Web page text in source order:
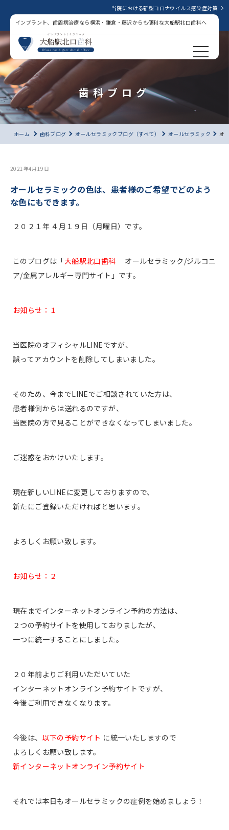
当院における新型コロナウイルス感染症対策
インプラント、歯周病治療なら横浜・鎌倉・藤沢からも便利な大船駅北口歯科へ
歯科ブログ
ホーム 歯科ブログ オールセラミックブログ（すべて） オールセラミック オ
2021年4月19日
オールセラミックの色は、患者様のご希望でどのよう
な色にもできます。
２０２１年 ４月１９日（月曜日）です。
このブログは「大船駅北口歯科
オールセラミック/ジルコニ
ア/金属アレルギー専門サイト」です。
お知らせ：１
当医院のオフィシャルLINEですが、
誤ってアカウントを削除してしまいました。
そのため、今までLINEでご相談されていた方は、
患者様側からは送れるのですが、
当医院の方で見ることができなくなってしまいました。
ご迷惑をおかけいたします。
現在新しいLINEに変更しておりますので、
新たにご登録いただければと思います。
よろしくお願い致します。
お知らせ：２
現在までインターネットオンライン予約の方法は、
２つの予約サイトを使用しておりましたが、
一つに統一することにしました。
２０年前よりご利用いただいていた
インターネットオンライン予約サイトですが、
今後ご利用できなくなります。
今後は、 以下の予約サイト に統一いたしますので
よろしくお願い致します。
新インターネットオンライン予約サイト
それでは本日もオールセラミックの症例を始めましょう！